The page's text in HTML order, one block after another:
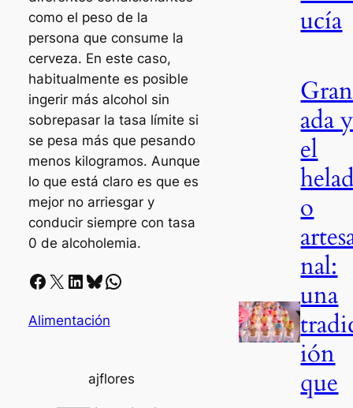
como el peso de la
persona que consume la
cerveza. En este caso,
habitualmente es posible
ingerir más alcohol sin
sobrepasar la tasa límite si
se pesa más que pesando
menos kilogramos. Aunque
lo que está claro es que es
mejor no arriesgar y
conducir siempre con tasa
0 de alcoholemia.
Facebook X LinkedIn Bluesky Whatsapp
Alimentación
ajflores
ucía
Gran
ada y
el
o
nal:
una
ión
que